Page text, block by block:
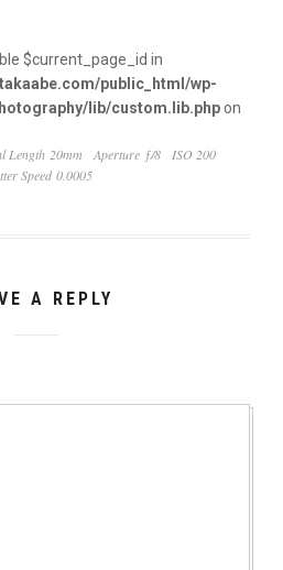
$current_page_id in
public_html/wp-
lib/custom.lib.phpon
Length 20mm Aperture ƒ/8
ISO 200
Speed 0.0005
A REPLY